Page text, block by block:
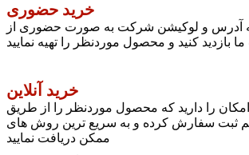
خرید حضوری
به آدرس و لوکیشن شرکت به صورت حضوری از
بازدید کنید و محصول موردنظر را تهیه نمایید
خرید آنلاین
را دارید که محصول موردنظر را از طریق
ثبت سفارش کرده و به سریع ترین روش های
ممکن دریافت نمایید